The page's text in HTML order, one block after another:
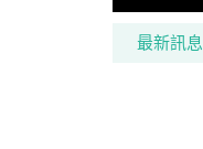
最新訊息